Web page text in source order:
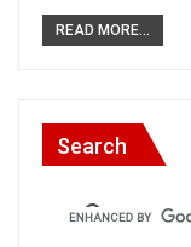
READ MORE...
Search